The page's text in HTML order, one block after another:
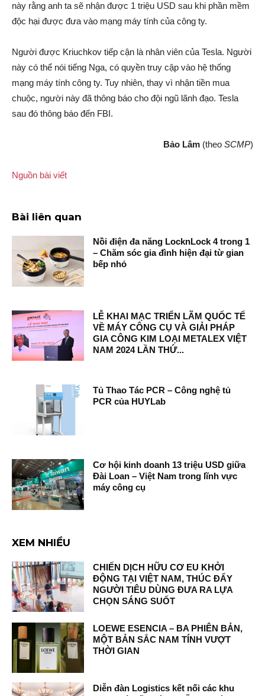
này rằng anh ta sẽ nhận được 1 triệu USD sau khi phần mềm
độc hại được đưa vào mạng máy tính của công ty.
Người được Kriuchkov tiếp cận là nhân viên của Tesla. Người
này có thể nói tiếng Nga, có quyền truy cập vào hệ thống
mạng máy tính công ty. Tuy nhiên, thay vì nhận tiền mua
chuộc, người này đã thông báo cho đội ngũ lãnh đạo. Tesla
sau đó thông báo đến FBI.
Bảo Lâm (theo SCMP)
Nguồn bài viết
Bài liên quan
Nồi điện đa năng LocknLock 4 trong 1
– Chăm sóc gia đình hiện đại từ gian
bếp nhỏ
LỄ KHAI MẠC TRIỂN LÃM QUỐC TẾ
VỀ MÁY CÔNG CỤ VÀ GIẢI PHÁP
GIA CÔNG KIM LOẠI METALEX VIỆT
NAM 2024 LẦN THỨ...
Tủ Thao Tác PCR – Công nghệ tủ
PCR của HUYLab
Cơ hội kinh doanh 13 triệu USD giữa
Đài Loan – Việt Nam trong lĩnh vực
máy công cụ
XEM NHIỀU
CHIẾN DỊCH HỮU CƠ EU KHỞI
ĐỘNG TẠI VIỆT NAM, THÚC ĐẨY
NGƯỜI TIÊU DÙNG ĐƯA RA LỰA
CHỌN SÁNG SUỐT
LOEWE ESENCIA – BA PHIÊN BẢN,
MỘT BẢN SẮC NAM TÍNH VƯỢT
THỜI GIAN
Diễn đàn Logistics kết nối các khu